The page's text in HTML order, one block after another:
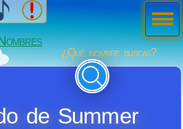
¿Qué nombre buscas?
de Summer
Men
ú